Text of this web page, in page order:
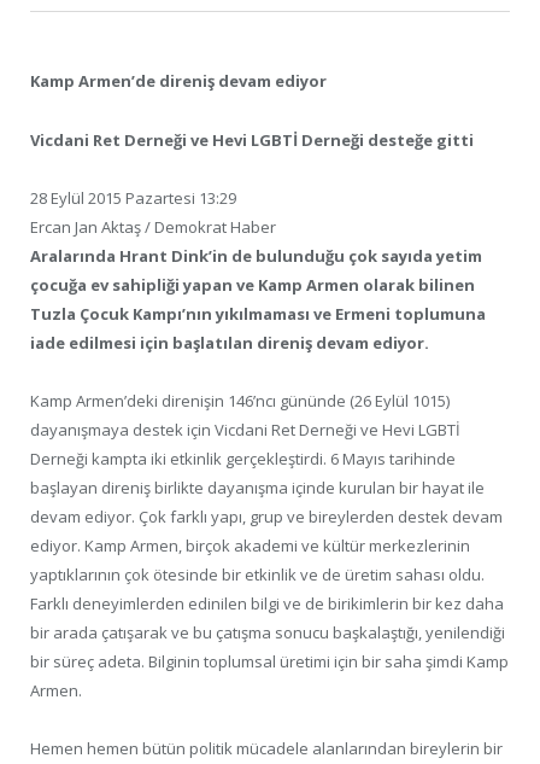
Kamp Armen’de direniş devam ediyor
Vicdani Ret Derneği ve Hevi LGBTİ Derneği desteğe gitti
28 Eylül 2015 Pazartesi 13:29
Ercan Jan Aktaş / Demokrat Haber
Aralarında Hrant Dink’in de bulunduğu çok sayıda yetim
çocuğa ev sahipliği yapan ve Kamp Armen olarak bilinen
Tuzla Çocuk Kampı’nın yıkılmaması ve Ermeni toplumuna
iade edilmesi için başlatılan direniş devam ediyor.
Kamp Armen’deki direnişin 146’ncı gününde (26 Eylül 1015)
dayanışmaya destek için Vicdani Ret Derneği ve Hevi LGBTİ
Derneği kampta iki etkinlik gerçekleştirdi. 6 Mayıs tarihinde
başlayan direniş birlikte dayanışma içinde kurulan bir hayat ile
devam ediyor. Çok farklı yapı, grup ve bireylerden destek devam
ediyor. Kamp Armen, birçok akademi ve kültür merkezlerinin
yaptıklarının çok ötesinde bir etkinlik ve de üretim sahası oldu.
Farklı deneyimlerden edinilen bilgi ve de birikimlerin bir kez daha
bir arada çatışarak ve bu çatışma sonucu başkalaştığı, yenilendiği
bir süreç adeta. Bilginin toplumsal üretimi için bir saha şimdi Kamp
Armen.
Hemen hemen bütün politik mücadele alanlarından bireylerin bir